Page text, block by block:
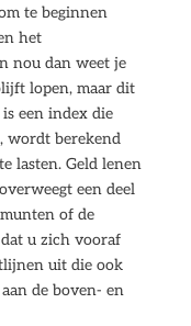
te beginnen
het
nou dan weet je
lopen, maar dit
een index die
wordt berekend
lasten. Geld lenen
een deel
of de
u zich vooraf
uit die ook
de boven- en